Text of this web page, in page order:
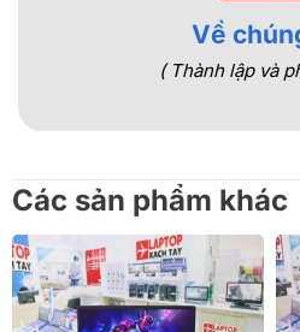
Về
( Thành lập và
Các sản phẩm khác